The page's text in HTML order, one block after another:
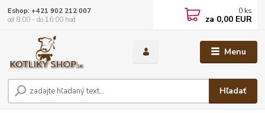
Menu
Hľadať
Eshop: +421 902 212 007
od 8:00 - do 16:00 hod
0 ks
za 0,00 EUR